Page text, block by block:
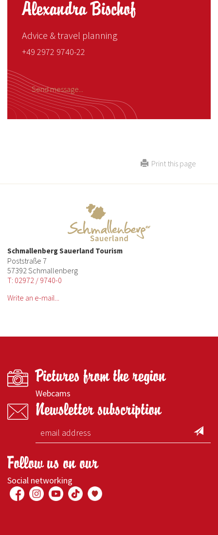
Alexandra Bischof
Advice & travel planning
+49 2972 9740-22
Send message...
Print this page
Schmallenberg Sauerland Tourism
Poststraße 7
57392 Schmallenberg
T: 02972 / 9740-0
Write an e-mail...
Pictures from the region
Webcams
Newsletter subscription
Follow us on our
Social networking